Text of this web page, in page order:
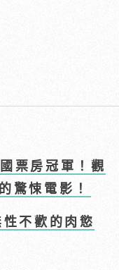
票房冠軍！觀
驚悚電影！
不歡的肉慾